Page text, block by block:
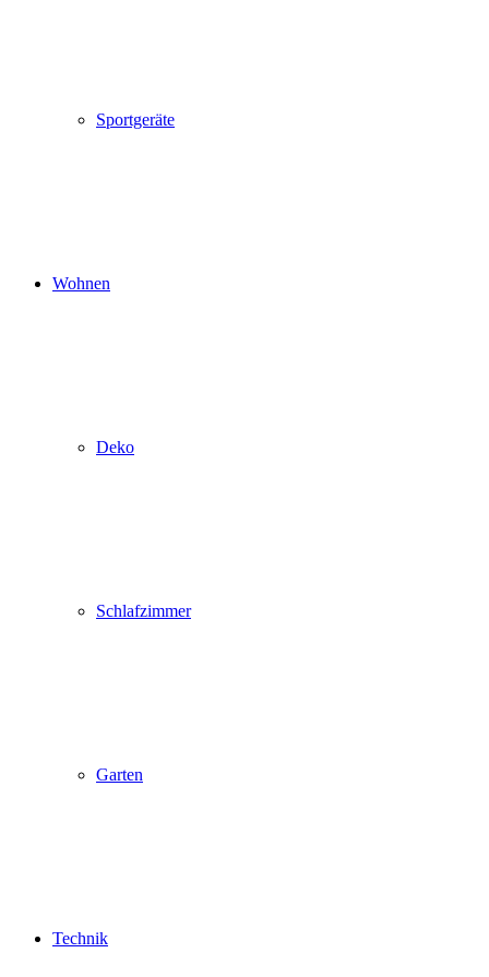
Sportgeräte
Wohnen
Deko
Schlafzimmer
Garten
Technik